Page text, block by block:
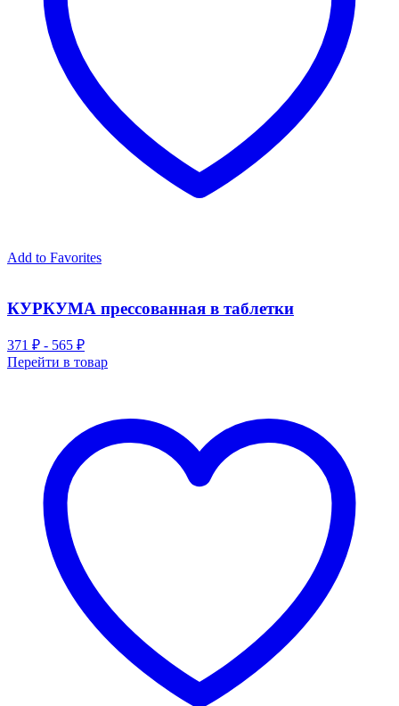
Add to Favorites
КУРКУМА прессованная в таблетки
371 ₽ - 565 ₽
Перейти в товар